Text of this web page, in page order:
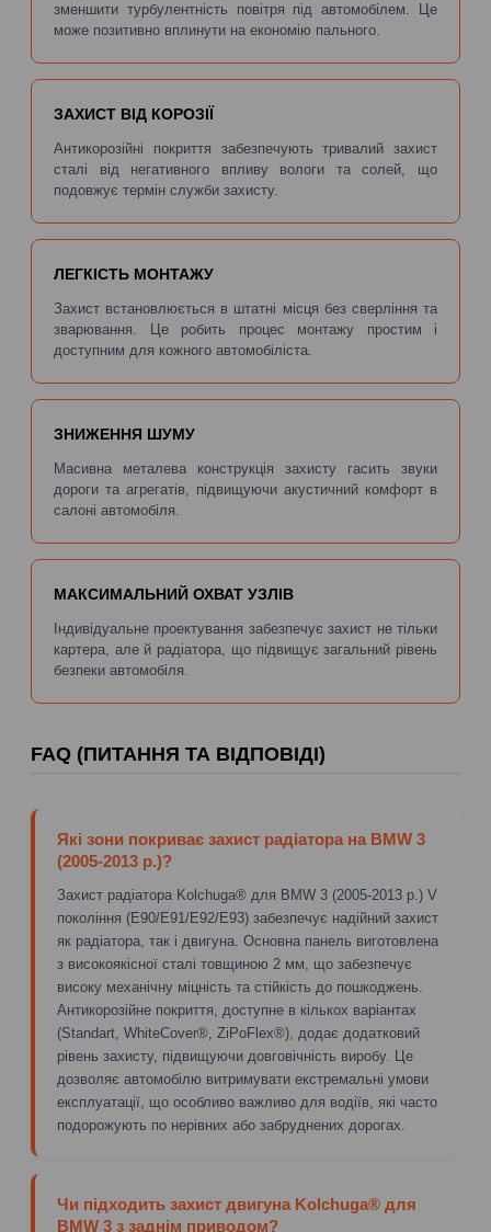
зменшити турбулентність повітря під автомобілем. Це
може позитивно вплинути на економію пального.
ЗАХИСТ ВІД КОРОЗІЇ
Антикорозійні покриття забезпечують тривалий захист
сталі від негативного впливу вологи та солей, що
подовжує термін служби захисту.
ЛЕГКІСТЬ МОНТАЖУ
Захист встановлюється в штатні місця без сверління та
зварювання. Це робить процес монтажу простим і
доступним для кожного автомобіліста.
ЗНИЖЕННЯ ШУМУ
Масивна металева конструкція захисту гасить звуки
дороги та агрегатів, підвищуючи акустичний комфорт в
салоні автомобіля.
МАКСИМАЛЬНИЙ ОХВАТ УЗЛІВ
Індивідуальне проектування забезпечує захист не тільки
картера, але й радіатора, що підвищує загальний рівень
безпеки автомобіля.
FAQ (ПИТАННЯ ТА ВІДПОВІДІ)
Які зони покриває захист радіатора на BMW 3
(2005-2013 р.)?
Захист радіатора Kolchuga® для BMW 3 (2005-2013 р.) V
покоління (E90/E91/E92/E93) забезпечує надійний захист
як радіатора, так і двигуна. Основна панель виготовлена
з високоякісної сталі товщиною 2 мм, що забезпечує
високу механічну міцність та стійкість до пошкоджень.
Антикорозійне покриття, доступне в кількох варіантах
(Standart, WhiteCover®, ZiPoFlex®), додає додатковий
рівень захисту, підвищуючи довговічність виробу. Це
дозволяє автомобілю витримувати екстремальні умови
експлуатації, що особливо важливо для водіїв, які часто
подорожують по нерівних або забруднених дорогах.
Чи підходить захист двигуна Kolchuga® для
BMW 3 з заднім приводом?